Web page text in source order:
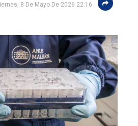
8 De Mayo De 2026 22:16